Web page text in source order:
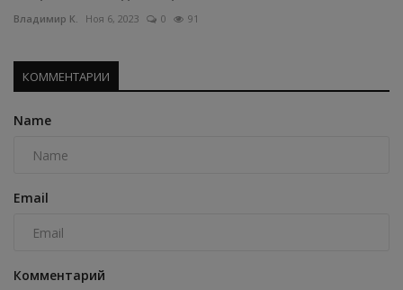
Владимир К. Ноя 6, 2023 0 91
КОММЕНТАРИИ
Name
Email
Комментарий